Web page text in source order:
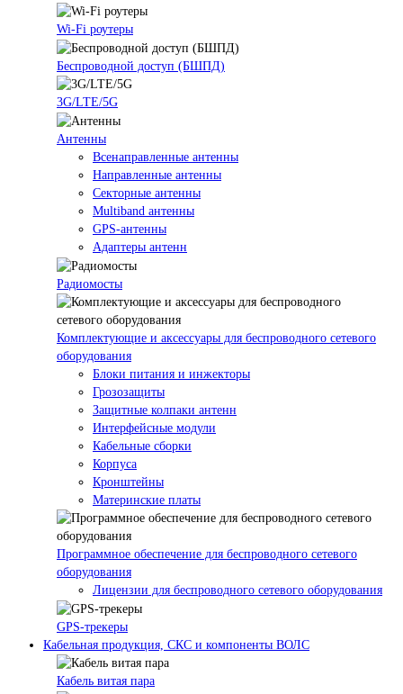
Wi-Fi роутеры
Беспроводной доступ (БШПД)
3G/LTE/5G
Антенны
Всенаправленные антенны
Направленные антенны
Секторные антенны
Multiband антенны
GPS-антенны
Адаптеры антенн
Радиомосты
Комплектующие и аксессуары для беспроводного сетевого
оборудования
Блоки питания и инжекторы
Грозозащиты
Защитные колпаки антенн
Интерфейсные модули
Кабельные сборки
Корпуса
Кронштейны
Материнские платы
Программное обеспечение для беспроводного сетевого
оборудования
Лицензии для беспроводного сетевого оборудования
GPS-трекеры
Кабельная продукция, СКС и компоненты ВОЛС
Кабель витая пара